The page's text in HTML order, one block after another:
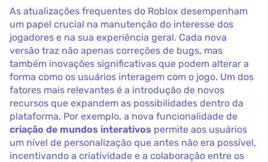
As atualizações frequentes do Roblox desempenham
um papel crucial na manutenção do interesse dos
jogadores e na sua experiência geral. Cada nova
versão traz não apenas correções de bugs, mas
também inovações significativas que podem alterar a
forma como os usuários interagem com o jogo. Um dos
fatores mais relevantes é a introdução de novos
recursos que expandem as possibilidades dentro da
plataforma. Por exemplo, a nova funcionalidade de
criação de mundos interativos permite aos usuários
um nível de personalização que antes não era possível,
incentivando a criatividade e a colaboração entre os